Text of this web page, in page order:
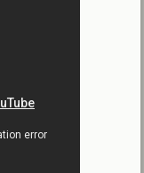
البيانات المالية النهائية